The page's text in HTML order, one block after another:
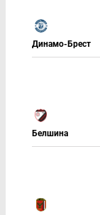
Динамо-Брест
Белшина